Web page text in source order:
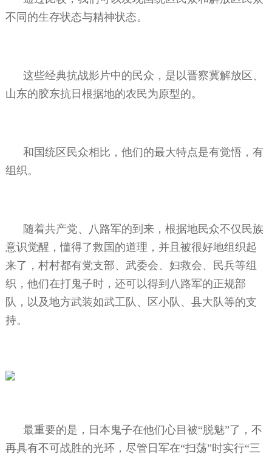
不同的生存状态与精神状态。
这些经典抗战影片中的民众，是以晋察冀解放区、
山东的胶东抗日根据地的农民为原型的。
和国统区民众相比，他们的最大特点是有觉悟，有
组织。
随着共产党、八路军的到来，根据地民众不仅民族
意识觉醒，懂得了救国的道理，并且被很好地组织起
来了，村村都有党支部、武委会、妇救会、民兵等组
织，他们在打鬼子时，还可以得到八路军的正规部
队，以及地方武装如武工队、区小队、县大队等的支
持。
最重要的是，日本鬼子在他们心目被“脱魅”了，不
再具有不可战胜的光环，尽管日军在“扫荡”时实行“三